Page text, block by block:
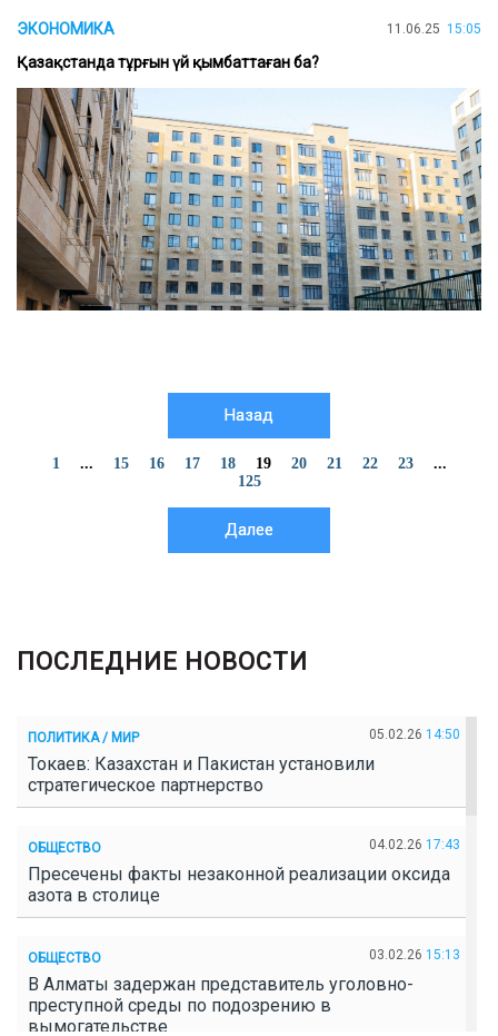
ЭКОНОМИКА 11.06.25 15:05
Қазақстанда тұрғын үй қымбаттаған ба?
Назад
1 ... 15 16 17 18 19 20 21 22 23
...
125
Далее
ПОСЛЕДНИЕ НОВОСТИ
ПОЛИТИКА / МИР 05.02.26 14:50
Токаев: Казахстан и Пакистан установили
стратегическое партнерство
ОБЩЕСТВО 04.02.26 17:43
Пресечены факты незаконной реализации оксида
азота в столице
ОБЩЕСТВО 03.02.26 15:13
В Алматы задержан представитель уголовно-
преступной среды по подозрению в
вымогательстве